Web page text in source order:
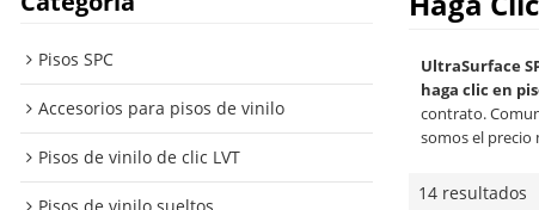
Pisos SPC
Accesorios para pisos de vinilo
Pisos de vinilo de clic LVT
UltraSurface
haga clic en
contrato.
somos el precio
14 resultados